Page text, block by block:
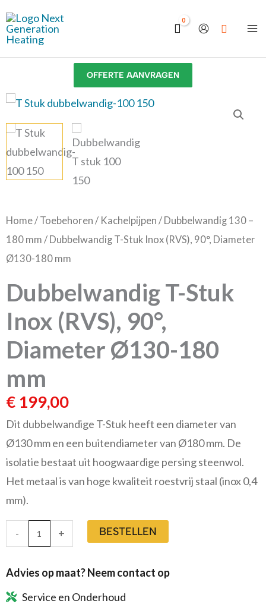
naar
de
OFFERTE AANVRAGEN
Home/ Toebehoren / Kachelpijpen / Dubbelwandig 130 –
180 mm / Dubbelwandig T-Stuk Inox (RVS), 90°, Diameter
Ø130-180 mm
Dubbelwandig T-Stuk
Inox (RVS), 90°,
Diameter Ø130-180
mm
€199,00
Dit dubbelwandige T-Stuk heeft een diameter van
Ø130 mm en een buitendiameter van Ø180 mm. De
isolatie bestaat uit hoogwaardige persing steenwol.
Het metaal is van hoge kwaliteit roestvrij staal (inox 0,4
mm).
-
Dubbelwandig
T-
Stuk
Inox
(RVS),
Diameter
Ø130-
180
aantal
+ BESTELLEN
Advies op maat? Neem contact op
Service en Onderhoud